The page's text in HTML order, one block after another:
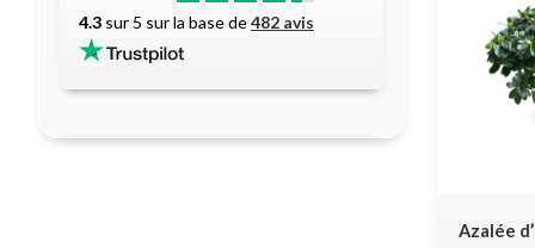
Azalée
4.3 sur 5 sur la base de482 avis